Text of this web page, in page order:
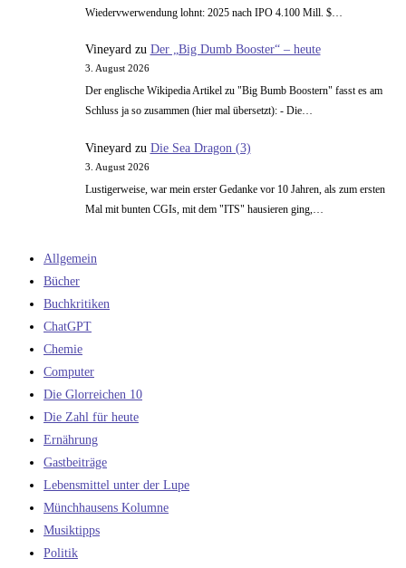
Wiedervwerwendung lohnt: 2025 nach IPO 4.100 Mill. $…
Vineyardzu Der „Big Dumb Booster“ – heute
3. August 2026
Der englische Wikipedia Artikel zu "Big Bumb Boostern" fasst es am
Schluss ja so zusammen (hier mal übersetzt): - Die…
Vineyard zu Die Sea Dragon (3)
3. August 2026
Lustigerweise, war mein erster Gedanke vor 10 Jahren, als zum ersten
Mal mit bunten CGIs, mit dem "ITS" hausieren ging,…
Allgemein
Bücher
Buchkritiken
ChatGPT
Chemie
Computer
Die Glorreichen 10
Die Zahl für heute
Ernährung
Gastbeiträge
Lebensmittel unter der Lupe
Münchhausens Kolumne
Musiktipps
Politik